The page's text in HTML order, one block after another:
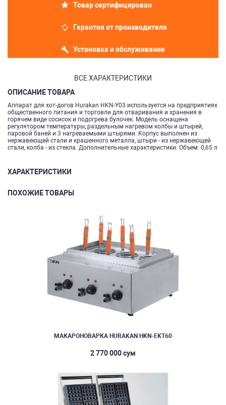
Товар сертифицирован
Гарантия от производителя
Установка и обслуживание
ВСЕ ХАРАКТЕРИСТИКИ
ОПИСАНИЕ ТОВАРА
Аппарат для хот-догов Hurakan HKN-Y03 используется на предприятиях
общественного питания и торговли для отваривания и хранения в
горячем виде сосисок и подогрева булочек. Модель оснащена
регулятором температуры, раздельным нагревом колбы и штырей,
паровой баней и 3 нагреваемыми штырями. Корпус выполнен из
нержавеющей стали и крашенного металла, штыри - из нержавеющей
стали, колба - из стекла. Дополнительные характеристики: Объем: 0,65 л
ХАРАКТЕРИСТИКИ
ПОХОЖИЕ ТОВАРЫ
МАКАРОНОВАРКА HURAKAN HKN-EKT60
2 770 000 сум